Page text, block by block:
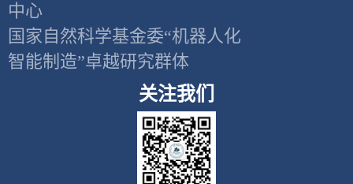
中心
国家自然科学基金委“机器人化
智能制造”卓越研究群体
关注我们